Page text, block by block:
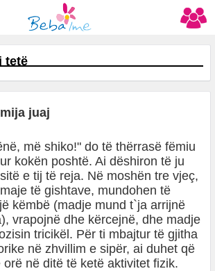
tetë
juaj
më shiko!" do të thërrasë fëmiu
kokën poshtë. Ai dëshiron të ju
e tij të reja. Në moshën tre vjeç,
të gishtave, mundohen të
këmbë (madje mund t`ja arrijnë
vrapojnë dhe kërcejnë, dhe madje
tricikël. Për ti mbajtur të gjitha
në zhvillim e sipër, ai duhet që
orë në ditë të ketë aktivitet fizik.